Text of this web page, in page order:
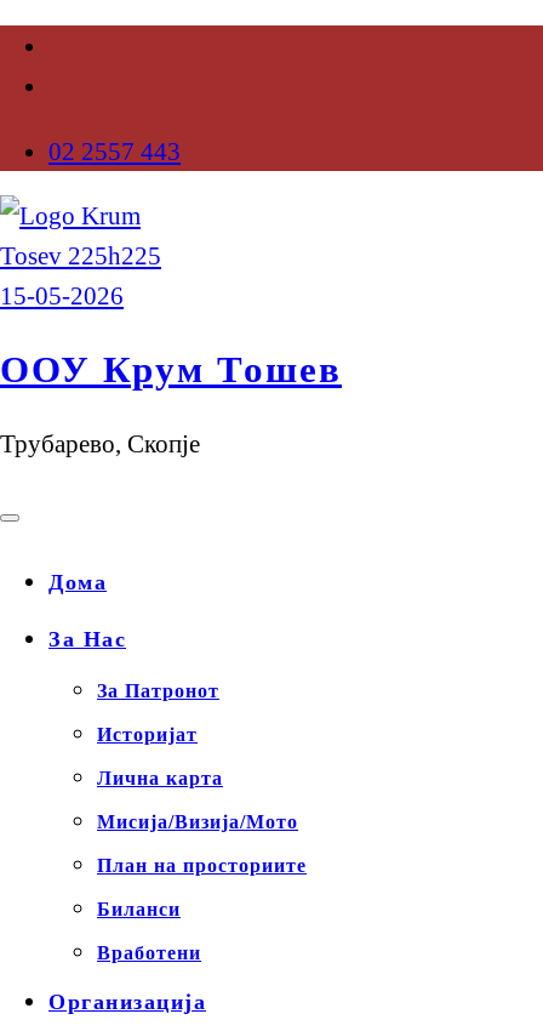
02 2557 443
ООУ Крум Тошев
Трубарево, Скопје
Дома
За Нас
За Патронот
Историјат
Лична карта
Мисија/Визија/Мото
План на просториите
Биланси
Вработени
Организација